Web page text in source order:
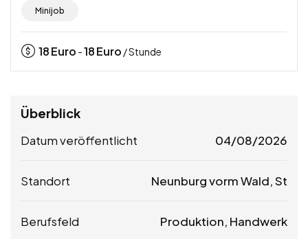
Minijob
18Euro -18Euro / Stunde
Überblick
Datum veröffentlicht 04/08/2026
Standort Neunburg vorm Wald, St
Berufsfeld Produktion, Handwerk